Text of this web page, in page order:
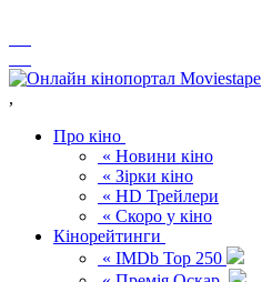
,
Про кіно
« Новини кіно
« Зірки кіно
« HD Трейлери
« Скоро у кіно
Кінорейтинги
« IMDb Top 250